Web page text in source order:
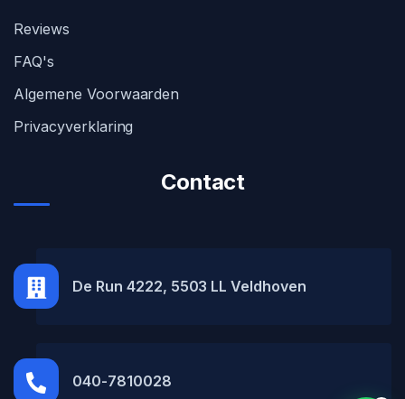
Reviews
FAQ's
Algemene Voorwaarden
Privacyverklaring
Contact
De Run 4222, 5503 LL Veldhoven
040-7810028